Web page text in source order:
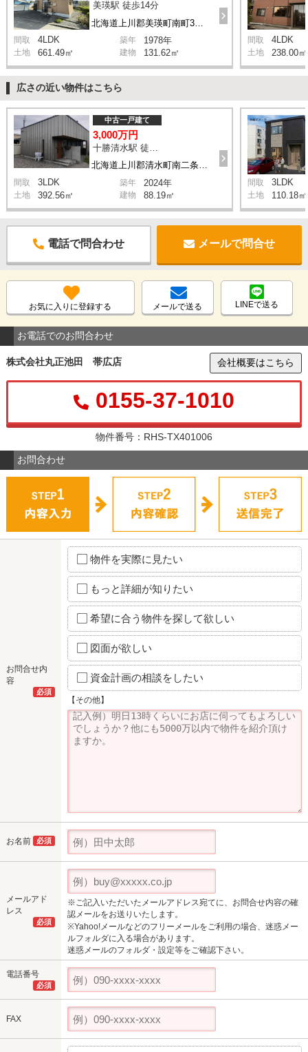
美瑛駅 徒歩14分
間取 4LDK 築年 1978年
土地 661.49㎡ 建物 131.62㎡
間取 4LDK
土地 238.00㎡
広さの近い物件はこちら
北海道上川郡清水町南二条西6丁目
中古一戸建て
3,000万円
間取 3LDK 築年 2024年
土地 392.56㎡ 建物 88.19㎡
間取 3LDK
土地 110.18㎡
電話で問合わせ メールで問合せ
お気に入りに登録する メールで送る LINEで送る
お電話でのお問合わせ
株式会社丸正池田 帯広店 会社概要はこちら
0155-37-1010
物件番号：RHS-TX401006
お問合わせ
お問合せ内
容
必須
物件を実際に見たい
もっと詳細が知りたい
希望に合う物件を探して欲しい
図面が欲しい
資金計画の相談をしたい
【その他】
お名前 必須
メールアド
レス
必須
※ご記入いただいたメールアドレス宛てに、お問合せ内容の確
認メールをお送りいたします。
※Yahoo!メールなどのフリーメールをご利用の場合、迷惑メー
ルフォルダに入る場合があります。
迷惑メールのフォルダ・設定等をご確認下さい。
電話番号
必須
FAX